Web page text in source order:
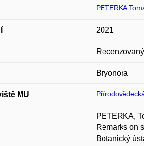
PETERKA
2021
Bryonora
MU
PETERKA,
Remarks on
Botanický